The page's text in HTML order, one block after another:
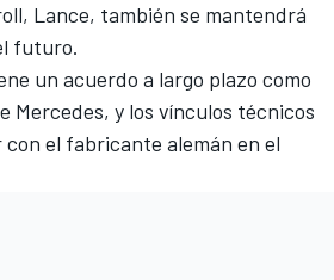
Lance, también se mantendrá
futuro.
un acuerdo a largo plazo como
Mercedes, y los vínculos técnicos
el fabricante alemán en el